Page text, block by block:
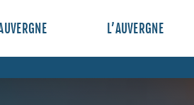
L’AUVERGNE